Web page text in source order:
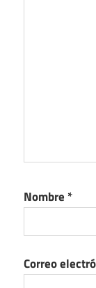
Nombre *
Correo